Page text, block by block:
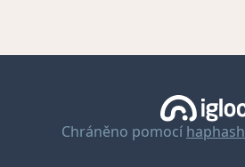
Chráněno pomocí haphash